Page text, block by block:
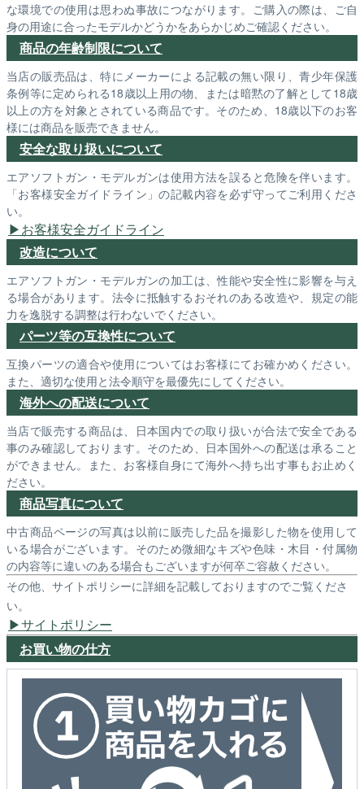
な環境での使用は思わぬ事故につながります。ご購入の際は、ご自
身の用途に合ったモデルかどうかをあらかじめご確認ください。
商品の年齢制限について
当店の販売品は、特にメーカーによる記載の無い限り、青少年保護
条例等に定められる18歳以上用の物、または暗黙の了解として18歳
以上の方を対象とされている商品です。そのため、18歳以下のお客
様には商品を販売できません。
安全な取り扱いについて
エアソフトガン・モデルガンは使用方法を誤ると危険を伴います。
「お客様安全ガイドライン」の記載内容を必ず守ってご利用くださ
い。
お客様安全ガイドライン
改造について
エアソフトガン・モデルガンの加工は、性能や安全性に影響を与え
る場合があります。法令に抵触するおそれのある改造や、規定の能
力を逸脱する調整は行わないでください。
パーツ等の互換性について
互換パーツの適合や使用についてはお客様にてお確かめください。
また、適切な使用と法令順守を最優先にしてください。
海外への配送について
当店で販売する商品は、日本国内での取り扱いが合法で安全である
事のみ確認しております。そのため、日本国外への配送は承ること
ができません。また、お客様自身にて海外へ持ち出す事もお止めく
ださい。
商品写真について
中古商品ページの写真は以前に販売した品を撮影した物を使用して
いる場合がございます。そのため微細なキズや色味・木目・付属物
の内容等に違いのある場合もございますが何卒ご容赦ください。
その他、サイトポリシーに詳細を記載しておりますのでご覧くださ
い。
サイトポリシー
お買い物の仕方